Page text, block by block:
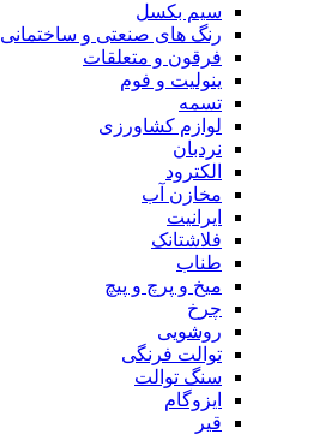
سیم بکسل
رنگ های صنعتی و ساختمانی
فرقون و متعلقات
ینولیت و فوم
تسمه
لوازم کشاورزی
نردبان
الکترود
مخازن آب
ایرانیت
فلاشتانک
طناب
میخ و پرچ و پیچ
چرخ
روشویی
توالت فرنگی
سنگ توالت
ایزوگام
قیر